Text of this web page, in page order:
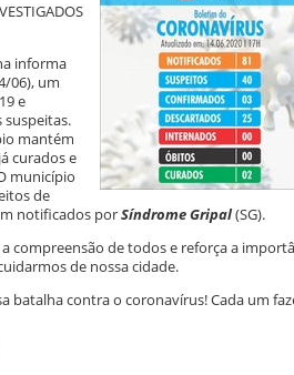
informa
06), um
e
suspeitas.
mantém
curados e
município
de
notificados porSíndrome Gripal(SG).
compreensão de todos e reforça a
de nossa cidade.
batalha contra o coronavírus! Cada um